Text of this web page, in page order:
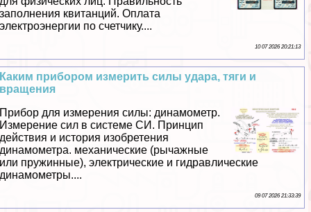
заполнения квитанций. Оплата
электроэнергии по счетчику....
10 07 2026 20:21:13
Каким прибором измерить силы удара, тяги и
вращения
Прибор для измерения силы: динамометр.
Измерение сил в системе СИ. Принцип
действия и история изобретения
динамометра. механические (рычажные
или пружинные), электрические и гидравлические
динамометры....
09 07 2026 21:33:39